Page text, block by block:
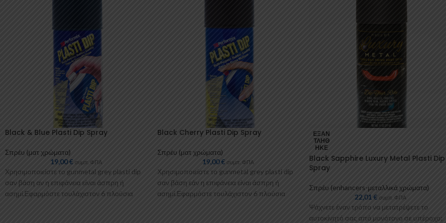
Black & Blue Plasti Dip Spray
Σπρέυ (ματ χρώματα)
19,00€ συμπ. ΦΠΑ
Χρησιμοποιείστε το gunmetal grey plasti dip
σαν βάση αν η επιφάνεια είναι άσπρη ή
ασημί.Εφαρμόστε τουλάχιστον 6 πλούσια
Black Cherry Plasti Dip Spray
Σπρέυ (ματ χρώματα)
19,00€ συμπ. ΦΠΑ
Χρησιμοποιείστε το gunmetal grey plasti dip
σαν βάση εάν η επιφάνεια είναι άσπρη ή
ασημί.Εφαρμόστε τουλάχιστον 6 πλούσια
ΕΞΑΝ
ΤΛΉΘ
ΗΚΕ
Black Sapphire Luxury Metal Plasti Dip
Spray
Σπρέυ (enhancers-μεταλλικά χρώματα)
22,01€ συμπ. ΦΠΑ
Ψάχνετε έναν τρόπο να μετατρέψετε το
αυτοκίνητό σας από μονότονο σε υπέροχο;